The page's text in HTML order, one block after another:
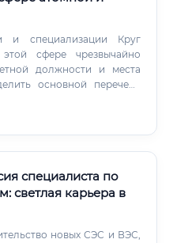
и специализации Круг
сфере чрезвычайно
должности и места
основной перечень
технических заданий,
специалиста по
светлая карьера в
новых СЭС и ВЭС,